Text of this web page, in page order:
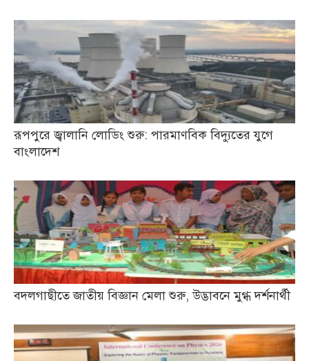
রূপপুরে জ্বালানি লোডিং শুরু: পারমাণবিক বিদ্যুতের যুগে
বাংলাদেশ
বদলগাছীতে জাতীয় বিজ্ঞান মেলা শুরু, উদ্ভাবনে মুগ্ধ দর্শনার্থী